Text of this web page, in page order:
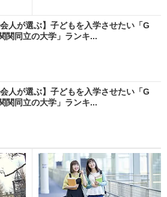
会人が選ぶ】子どもを入学させたい「G
関同立の大学」ランキ...
会人が選ぶ】子どもを入学させたい「G
関同立の大学」ランキ...